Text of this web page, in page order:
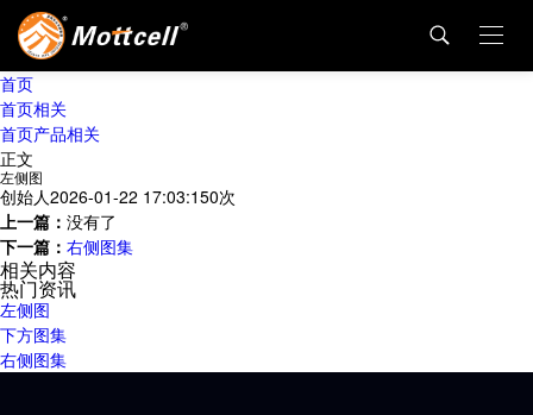
首页
首页相关
首页产品相关
正文
左侧图
创始人2026-01-22 17:03:150次
上一篇： 没有了
下一篇： 右侧图集
相关内容
热门资讯
左侧图
下方图集
右侧图集